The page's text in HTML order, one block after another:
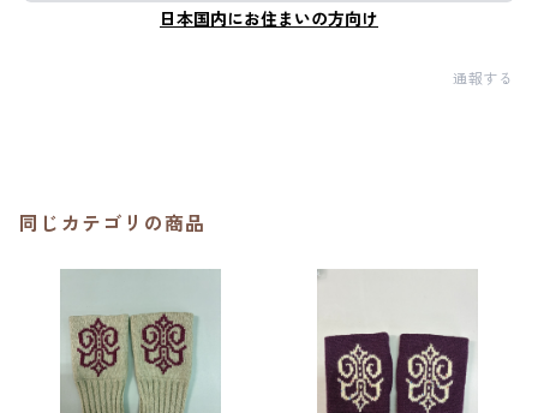
日本国内にお住まいの方向け
通報する
同じカテゴリの商品